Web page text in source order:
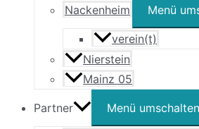
Nackenheim Menü
verein(t)
Nierstein
Mainz 05
Partner Menü umschalten